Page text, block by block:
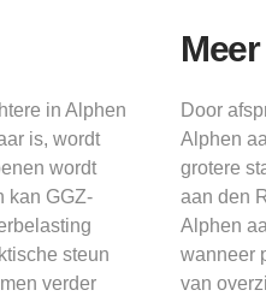
in Alphen
is, wordt
wordt
kan GGZ-
steun
verder
Door
Alphen
grotere
aan den
Alphen
wanneer
van